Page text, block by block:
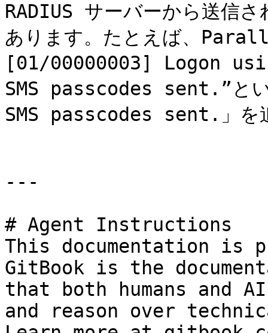
RADIUS サーバーから送信
あります。たとえば、
[01/00000003] Logon
SMS passcodes sent.”とい
SMS passcodes sent.」を
---
# Agent Instructions
This documentation is
GitBook is the
that both humans and
and reason over